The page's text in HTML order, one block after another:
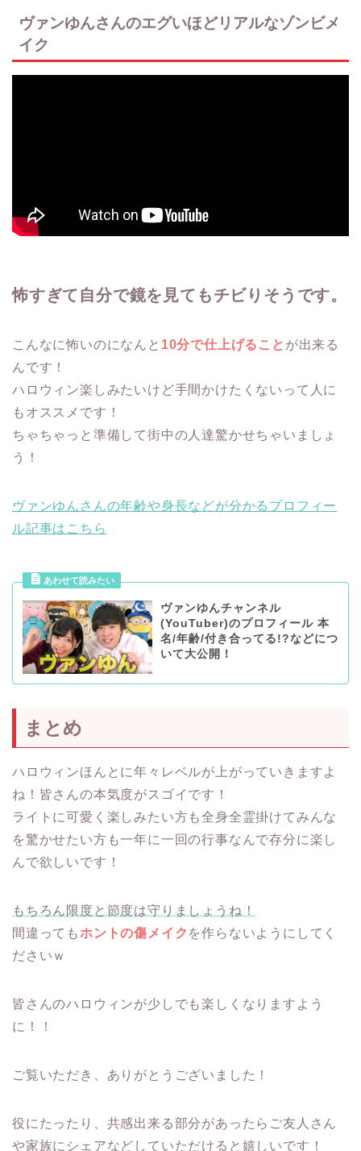
ヴァンゆんさんのエグいほどリアルなゾンビメ
イク
怖すぎて自分で鏡を見てもチビりそうです。
こんなに怖いのになんと 10分で仕上げること が出来る
んです！
ハロウィン楽しみたいけど手間かけたくないって人に
もオススメです！
ちゃちゃっと準備して街中の人達驚かせちゃいましょ
う！
ヴァンゆんさんの年齢や身長などが分かるプロフィー
ル記事はこちら
ヴァンゆんチャンネル
(YouTuber)のプロフィール 本
名/年齢/付き合ってる!?などにつ
いて大公開！
まとめ
ハロウィンほんとに年々レベルが上がっていきますよ
ね！皆さんの本気度がスゴイです！
ライトに可愛く楽しみたい方も全身全霊掛けてみんな
を驚かせたい方も一年に一回の行事なんで存分に楽し
んで欲しいです！
もちろん限度と節度は守りましょうね！
間違ってもホントの傷メイク を作らないようにしてく
ださいｗ
皆さんのハロウィンが少しでも楽しくなりますよう
に！！
ご覧いただき、ありがとうございました！
役にたったり、共感出来る部分があったらご友人さん
や家族にシェアなどしていただけると嬉しいです！